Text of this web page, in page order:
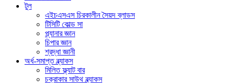
টুল
এইচএসএস চিরকালীন সৈয়দ ব্লাডস
টিসিটি কোল্ড সা
প্ল্যানার জ্ঞান
চিপার জ্ঞান
শ্রদ্ধা জ্ঞানী
অর্ধ-সমাপ্ত ব্ল্যাকস
মিলিত ফ্ল্যাট বার
চক্রাকার সাউথ ব্ল্যাকস